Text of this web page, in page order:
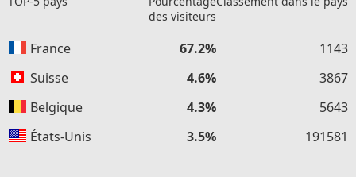
des visiteurs
France 67.2%
1143
Suisse
4.6%
3867
Belgique
4.3%
5643
États-Unis
3.5% 191581